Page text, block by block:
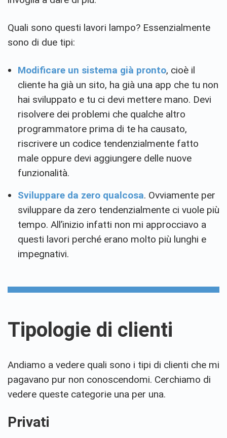
Quali sono questi lavori lampo? Essenzialmente
sono di due tipi:
Modificare un sistema già pronto, cioè il
cliente ha già un sito, ha già una app che tu non
hai sviluppato e tu ci devi mettere mano. Devi
risolvere dei problemi che qualche altro
programmatore prima di te ha causato,
riscrivere un codice tendenzialmente fatto
male oppure devi aggiungere delle nuove
funzionalità.
Sviluppare da zero qualcosa. Ovviamente per
sviluppare da zero tendenzialmente ci vuole più
tempo. All’inizio infatti non mi approcciavo a
questi lavori perché erano molto più lunghi e
impegnativi.
Tipologie di clienti
Andiamo a vedere quali sono i tipi di clienti che mi
pagavano pur non conoscendomi. Cerchiamo di
vedere queste categorie una per una.
Privati